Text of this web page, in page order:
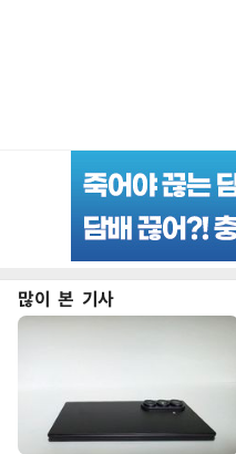
많이 본 기사